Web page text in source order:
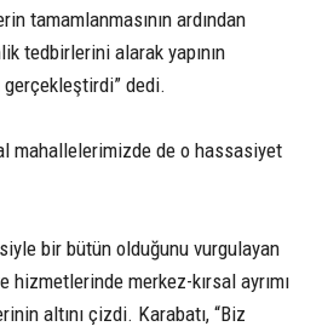
tamamlanmasının ardından
tedbirlerini alarak yapının
gerçekleştirdi” dedi.
mahallelerimizde de o hassasiyet
bir bütün olduğunu vurgulayan
hizmetlerinde merkez-kırsal ayrımı
altını çizdi. Karabatı, “Biz